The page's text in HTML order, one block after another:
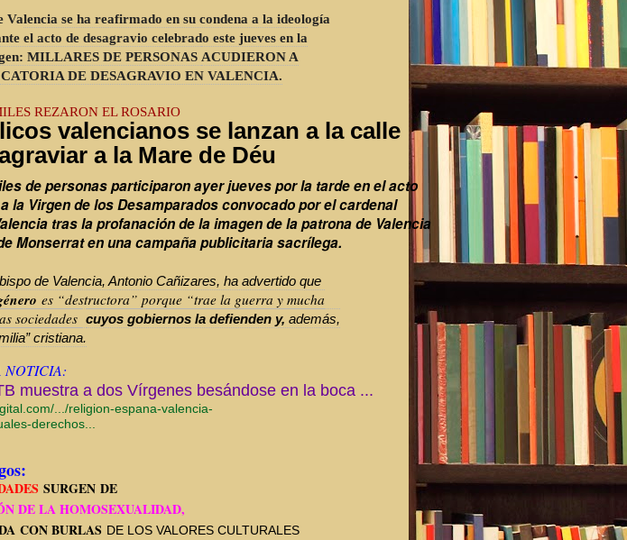
Valencia se ha reafirmado en su condena a la ideología
el acto de desagravio celebrado este jueves en la
MILLARES DE PERSONAS ACUDIERON A
DE DESAGRAVIO EN VALENCIA.
REZARON EL ROSARIO
valencianos se lanzan a la calle
a la Mare de Déu
de personas participaron ayer jueves por la tarde en el acto
la Virgen de los Desamparados convocado por el cardenal
tras la profanación de la imagen de la patrona de Valencia
Monserrat en una campaña publicitaria sacrílega.
de Valencia, Antonio Cañizares, ha advertido que
es “destructora” porque “trae la guerra y mucha
sociedades cuyos gobiernos la defienden y, además,
cristiana.
NOTICIA:
muestra a dos Vírgenes besándose en la boca ...
.../religion-espana-valencia-
es-derechos.
SURGEN DE
DE LA HOMOSEXUALIDAD,
CON BURLAS DE LOS VALORES CULTURALES